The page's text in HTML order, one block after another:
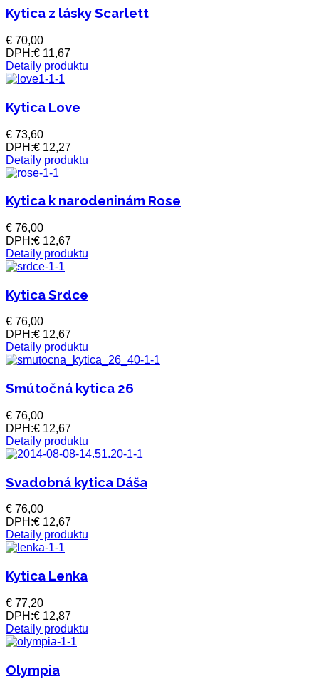
Kytica z lásky Scarlett
€ 70,00
DPH:€ 11,67
Detaily produktu
Kytica Love
€ 73,60
DPH:€ 12,27
Detaily produktu
Kytica k narodeninám Rose
€ 76,00
DPH:€ 12,67
Detaily produktu
Kytica Srdce
€ 76,00
DPH:€ 12,67
Detaily produktu
Smútočná kytica 26
€ 76,00
DPH:€ 12,67
Detaily produktu
Svadobná kytica Dáša
€ 76,00
DPH:€ 12,67
Detaily produktu
Kytica Lenka
€ 77,20
DPH:€ 12,87
Detaily produktu
Olympia